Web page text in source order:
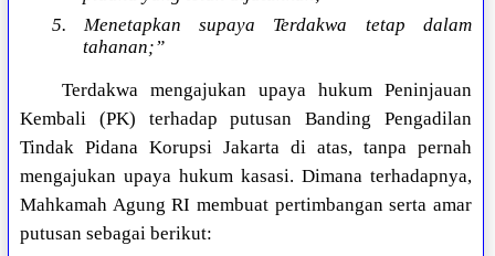
5. Menetapkan supaya Terdakwa tetap dalam
tahanan;”
Terdakwa mengajukan upaya hukum Peninjauan
Kembali (PK) terhadap putusan Banding Pengadilan
Tindak Pidana Korupsi Jakarta di atas, tanpa pernah
mengajukan upaya hukum kasasi. Dimana terhadapnya,
Mahkamah Agung RI membuat pertimbangan serta amar
putusan sebagai berikut: